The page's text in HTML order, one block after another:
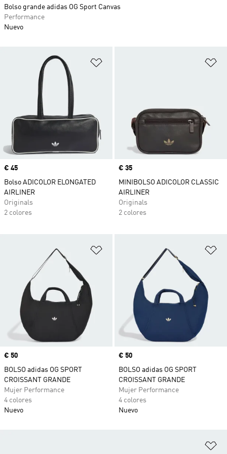
Precio
€ 45
Bolso ADICOLOR ELONGATED
AIRLINER
Originals
2 colores
Precio
€ 35
MINIBOLSO ADICOLOR CLASSIC
AIRLINER
Originals
2 colores
Añadir a la lista de deseos
Precio
€ 50
BOLSO adidas OG SPORT
CROISSANT GRANDE
Mujer Performance
4 colores
Nuevo
Precio
€ 50
BOLSO adidas OG SPORT
CROISSANT GRANDE
Mujer Performance
4 colores
Nuevo
Bolso grande adidas OG Sport Canvas
Performance
Nuevo